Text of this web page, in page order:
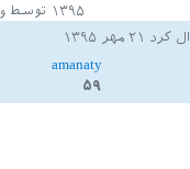
۱۳۹۵ توسط
کرد ۲۱ مهر ۱۳۹۵
amanaty
۵۹